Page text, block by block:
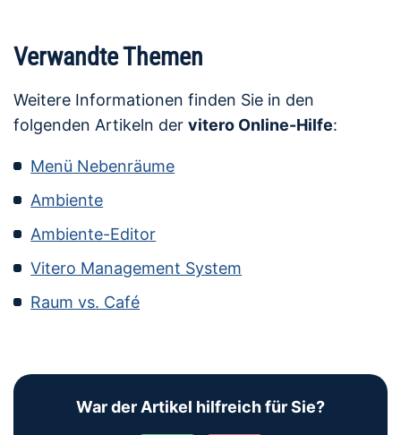
Verwandte Themen
Weitere Informationen finden Sie in den
folgenden Artikeln der vitero Online-Hilfe:
Menü Nebenräume
Ambiente
Ambiente-Editor
Vitero Management System
Raum vs. Café
War der Artikel hilfreich für Sie?